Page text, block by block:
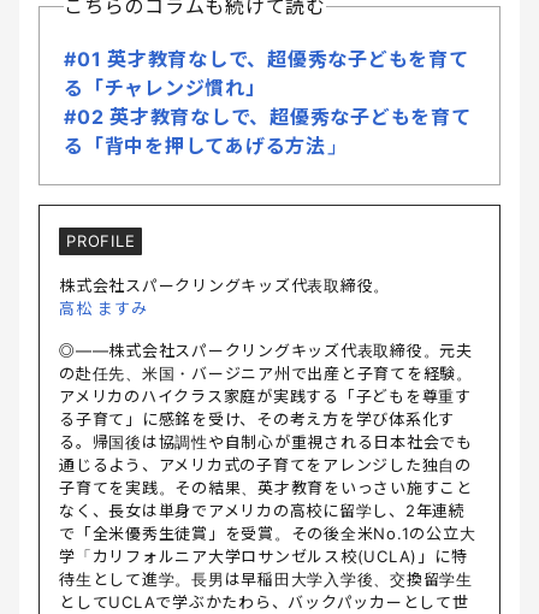
こちらのコラムも続けて読む
#01 英才教育なしで、超優秀な子どもを育て
る「チャレンジ慣れ」
#02 英才教育なしで、超優秀な子どもを育て
る「背中を押してあげる方法」
PROFILE
株式会社スパークリングキッズ代表取締役。
高松 ますみ
◎――株式会社スパークリングキッズ代表取締役。元夫
の赴任先、米国・バージニア州で出産と子育てを経験。
アメリカのハイクラス家庭が実践する「子どもを尊重す
る子育て」に感銘を受け、その考え方を学び体系化す
る。帰国後は協調性や自制心が重視される日本社会でも
通じるよう、アメリカ式の子育てをアレンジした独自の
子育てを実践。その結果、英才教育をいっさい施すこと
なく、長女は単身でアメリカの高校に留学し、2年連続
で「全米優秀生徒賞」を受賞。その後全米No.1の公立大
学「カリフォルニア大学ロサンゼルス校(UCLA)」に特
待生として進学。長男は早稲田大学入学後、交換留学生
としてUCLAで学ぶかたわら、バックパッカーとして世